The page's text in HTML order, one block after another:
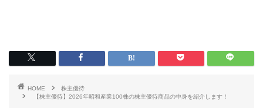
HOME
株主優待
【株主優待】2026年昭和産業100株の株主優待商品の中身を紹介します！